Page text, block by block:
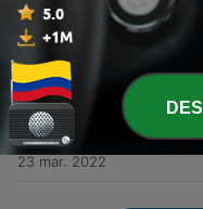
170 - Apocalipsis |
24 mar. 2022
169 - Apocalipsis |
surge del mar
23 mar. 2022